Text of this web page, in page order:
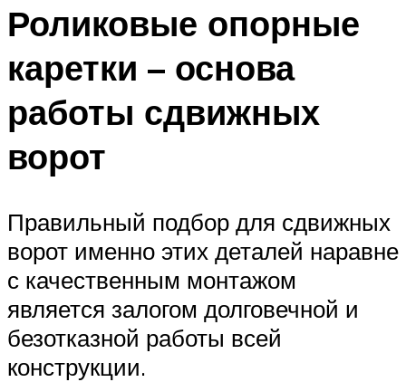
Роликовые опорные
каретки – основа
работы сдвижных
ворот
Правильный подбор для сдвижных
ворот именно этих деталей наравне
с качественным монтажом
является залогом долговечной и
безотказной работы всей
конструкции.